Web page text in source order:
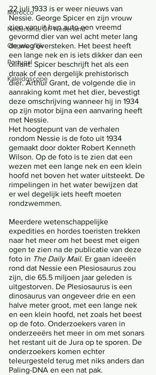
Morocco
Nederland, Oh Nederland
Ongelooflijk
Portugal
Kaleidoscope
22 juli 1933 is er weer nieuws van
Nessie. George Spicer en zijn vrouw
zien vanuit hun auto een vreemd
gevormd dier van wel acht meter lang
de weg oversteken. Het beest heeft
een lange nek en is iets dikker dan een
olifant. Spicer beschrijft het als een
draak of een dergelijk prehistorisch
dier. Arthur Grant, de volgende die in
aanraking komt met het dier, bevestigt
deze omschrijving wanneer hij in 1934
op zijn motor bijna een aanvaring heeft
met Nessie.
Het hoogtepunt van de verhalen
rondom Nessie is de foto uit 1934
gemaakt door dokter Robert Kenneth
Wilson. Op de foto is te zien dat een
wezen met een lange nek en een klein
hoofd net boven het water uitsteekt. De
rimpelingen in het water bewijzen dat
er wel degelijk iets heeft moeten
rondzwemmen.
Meerdere wetenschappelijke
expedities en hordes toeristen trekken
naar het meer om het beest met eigen
ogen te zien na de publicatie van deze
foto in The Daily Mail. Er gaan ideeën
rond dat Nessie een Plesiosaurus zou
zijn, die 65.5 miljoen jaar geleden is
uitgestorven. De Plesiosaurus is een
dinosaurus van ongeveer drie en een
halve meter groot, met een lange nek
en een klein hoofd, net zoals het beest
op de foto. Onderzoekers varen in
onderzeeërs het meer in om met sonars
het restant uit de Jura op te sporen. De
onderzoekers komen echter
teleurgesteld terug met niks anders dan
Paling-DNA en een nat pak.